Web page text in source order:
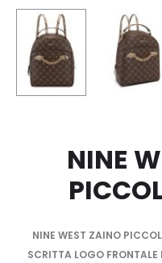
NINE
NINE WEST ZAINO
SCRITTA LOGO